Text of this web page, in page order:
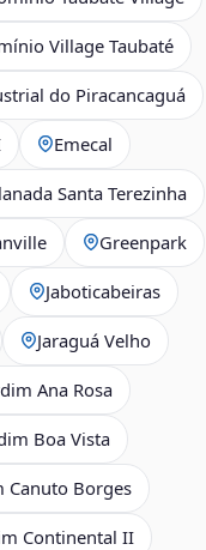
Village Taubaté
do Piracancaguá
Emecal
Santa Terezinha
Greenpark
Jaboticabeiras
Jaraguá Velho
Ana Rosa
Boa Vista
Canuto Borges
Continental II